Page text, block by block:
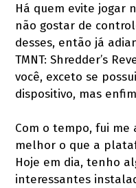
Há quem evite jogar
não gostar de
desses, então já
TMNT: Shredder’s
você, exceto se
dispositivo, mas
Com o tempo, fui
melhor o que a
Hoje em dia, tenho
interessantes